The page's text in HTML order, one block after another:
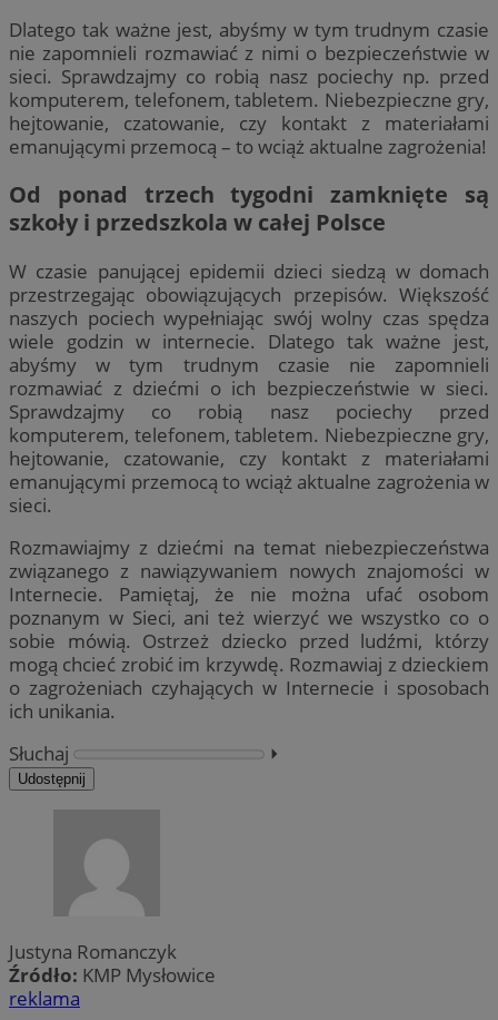
Dlatego tak ważne jest, abyśmy w tym trudnym czasie
nie zapomnieli rozmawiać z nimi o bezpieczeństwie w
sieci. Sprawdzajmy co robią nasz pociechy np. przed
komputerem, telefonem, tabletem. Niebezpieczne gry,
hejtowanie, czatowanie, czy kontakt z materiałami
emanującymi przemocą – to wciąż aktualne zagrożenia!
Od ponad trzech tygodni zamknięte są
szkoły i przedszkola w całej Polsce
W czasie panującej epidemii dzieci siedzą w domach
przestrzegając obowiązujących przepisów. Większość
naszych pociech wypełniając swój wolny czas spędza
wiele godzin w internecie. Dlatego tak ważne jest,
abyśmy w tym trudnym czasie nie zapomnieli
rozmawiać z dziećmi o ich bezpieczeństwie w sieci.
Sprawdzajmy co robią nasz pociechy przed
komputerem, telefonem, tabletem. Niebezpieczne gry,
hejtowanie, czatowanie, czy kontakt z materiałami
emanującymi przemocą to wciąż aktualne zagrożenia w
sieci.
Rozmawiajmy z dziećmi na temat niebezpieczeństwa
związanego z nawiązywaniem nowych znajomości w
Internecie. Pamiętaj, że nie można ufać osobom
poznanym w Sieci, ani też wierzyć we wszystko co o
sobie mówią. Ostrzeż dziecko przed ludźmi, którzy
mogą chcieć zrobić im krzywdę. Rozmawiaj z dzieckiem
o zagrożeniach czyhających w Internecie i sposobach
ich unikania.
Słuchaj
⏵︎
Udostępnij
Justyna Romanczyk
Źródło: KMP Mysłowice
reklama